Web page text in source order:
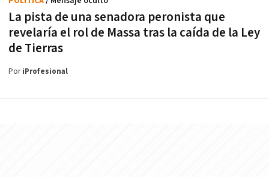
La pista de una senadora peronista que
revelaría el rol de Massa tras la caída de la Ley
de Tierras
PoriProfesional